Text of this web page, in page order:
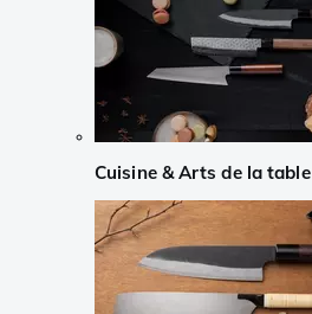
Cuisine & Arts de la table